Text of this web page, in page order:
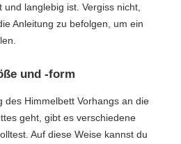
langlebig ist. Vergiss nicht,
Anleitung zu befolgen, um ein
und -form
des Himmelbett Vorhangs an die
geht, gibt es verschiedene
Auf diese Weise kannst du